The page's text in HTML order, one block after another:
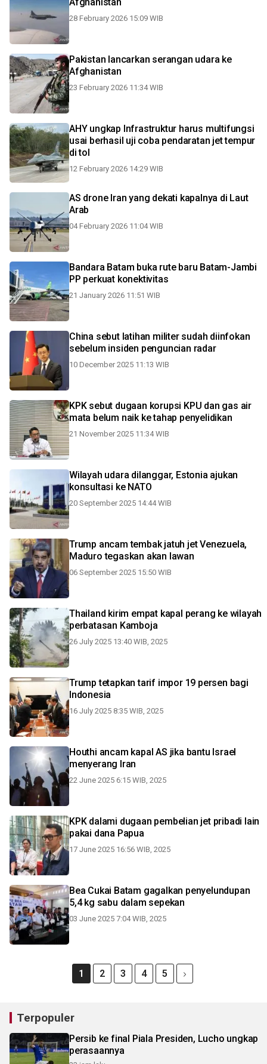
28 February 2026 15:09 WIB
Pakistan lancarkan serangan udara ke
Afghanistan
23 February 2026 11:34 WIB
AHY ungkap Infrastruktur harus multifungsi
usai berhasil uji coba pendaratan jet tempur
di tol
12 February 2026 14:29 WIB
AS drone Iran yang dekati kapalnya di Laut
Arab
04 February 2026 11:04 WIB
Bandara Batam buka rute baru Batam-Jambi
PP perkuat konektivitas
21 January 2026 11:51 WIB
China sebut latihan militer sudah diinfokan
sebelum insiden penguncian radar
10 December 2025 11:13 WIB
KPK sebut dugaan korupsi KPU dan gas air
mata belum naik ke tahap penyelidikan
21 November 2025 11:34 WIB
Wilayah udara dilanggar, Estonia ajukan
konsultasi ke NATO
20 September 2025 14:44 WIB
Trump ancam tembak jatuh jet Venezuela,
Maduro tegaskan akan lawan
06 September 2025 15:50 WIB
Thailand kirim empat kapal perang ke wilayah
perbatasan Kamboja
26 July 2025 13:40 WIB, 2025
Trump tetapkan tarif impor 19 persen bagi
Indonesia
16 July 2025 8:35 WIB, 2025
Houthi ancam kapal AS jika bantu Israel
menyerang Iran
22 June 2025 6:15 WIB, 2025
KPK dalami dugaan pembelian jet pribadi lain
pakai dana Papua
17 June 2025 16:56 WIB, 2025
Bea Cukai Batam gagalkan penyelundupan
5,4 kg sabu dalam sepekan
03 June 2025 7:04 WIB, 2025
1 2 3 4 5
Terpopuler
Persib ke final Piala Presiden, Lucho ungkap
perasaannya